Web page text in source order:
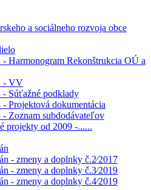
a sociálneho rozvoja obce
- Harmonogram Rekonštrukcia OÚ a
- VV
- Súťažné podklady
Projektová dokumentácia
- Zoznam subdodávateľov
projekty od 2009 -......
- zmeny a doplnky č.2⁄2017
- zmeny a doplnky č.3⁄2019
- zmeny a doplnky č.4⁄2019